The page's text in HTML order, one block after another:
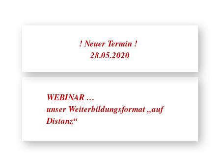
! Neuer Termin !
28.05.2020
WEBINAR …
unser Weiterbildungsformat „auf
Distanz“